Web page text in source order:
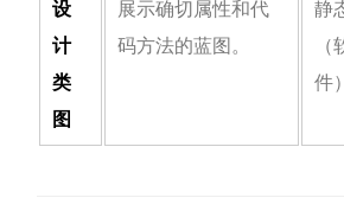
设
计
类
图
展示确切属性和代
码方法的蓝图。
静
（
件）